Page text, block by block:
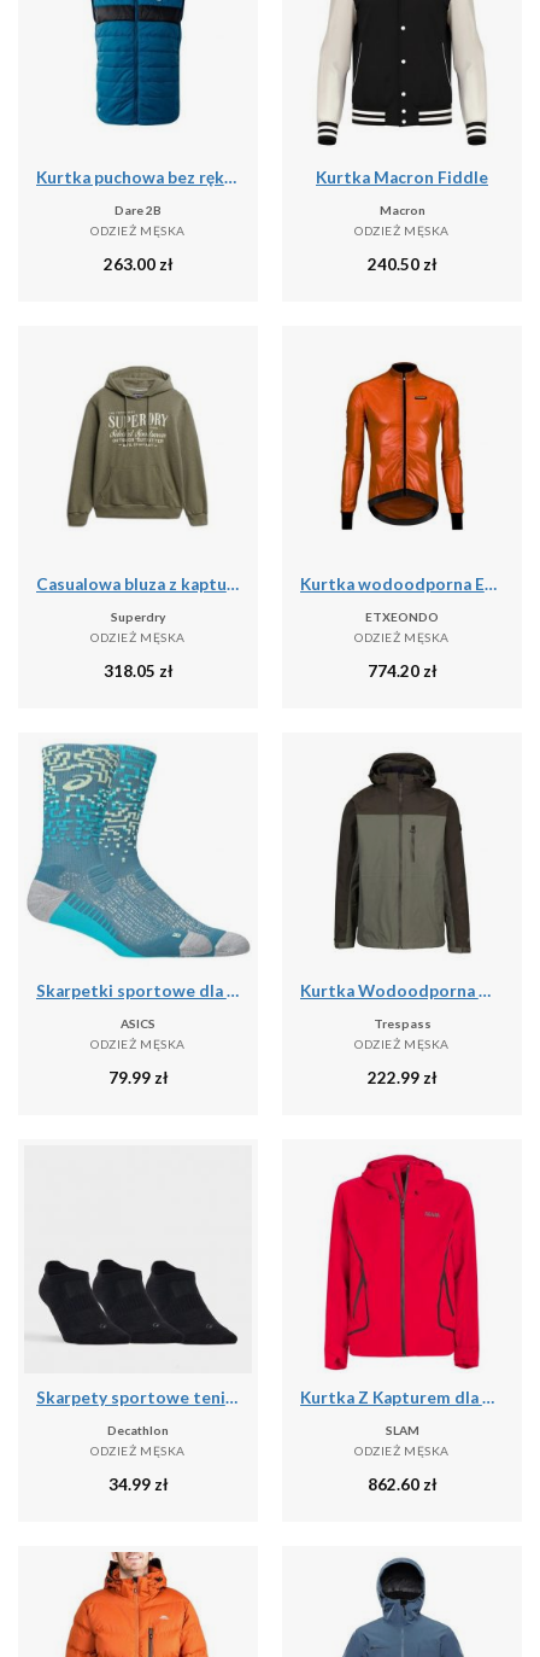
Kurtka puchowa bez rękawów Dare 2B Touring II
Dare 2B
ODZIEŻ MĘSKA
263.00 zł
Kurtka Macron Fiddle
Macron
ODZIEŻ MĘSKA
240.50 zł
Casualowa bluza z kapturem Superdry Outdoor Supply Co
Superdry
ODZIEŻ MĘSKA
318.05 zł
Kurtka wodoodporna Etxeondo Busti
ETXEONDO
ODZIEŻ MĘSKA
774.20 zł
Skarpetki sportowe dla dorosłych Performance Run Sock Crew
ASICS
ODZIEŻ MĘSKA
79.99 zł
Kurtka Wodoodporna Męska Curbridge TP75
Trespass
ODZIEŻ MĘSKA
222.99 zł
Skarpety sportowe tenis RS500 Lowedge niskie 3 pary
Decathlon
ODZIEŻ MĘSKA
34.99 zł
Kurtka Z Kapturem dla dorosłych Slam Act
SLAM
ODZIEŻ MĘSKA
862.60 zł